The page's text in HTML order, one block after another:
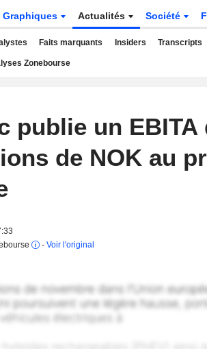
Graphiques Actualités Société
Faits marquants Insiders Transcripts
Zonebourse
publie un EBITA
de NOK au
- Voir l'original